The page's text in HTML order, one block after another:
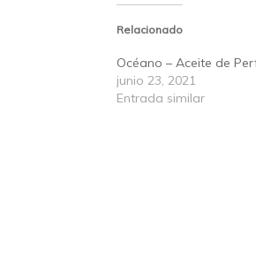
Relacionado
Océano – Aceite de
junio 23, 2021
Entrada similar